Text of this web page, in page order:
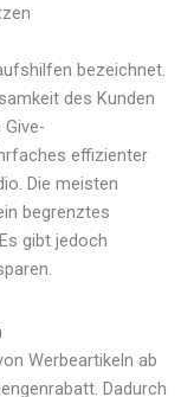
bezeichnet.
des Kunden
effizienter
Die meisten
begrenztes
gibt jedoch
Werbeartikeln ab
Dadurch